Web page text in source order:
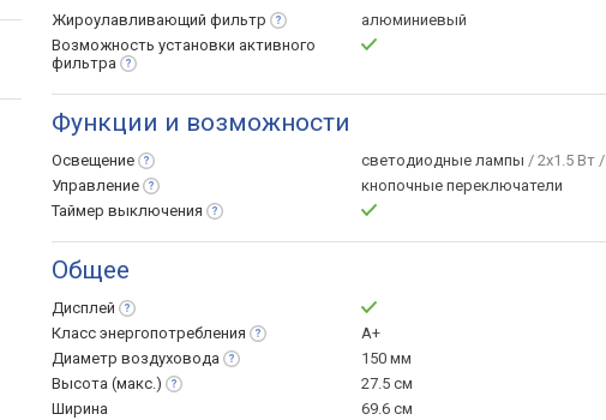
Жироулавливающий фильтр
алюминиевый
Возможность установки активного
фильтра
Функции и возможности
Освещение светодиодные лампы / 2x1.5 Вт /
Управление
кнопочные переключатели
Таймер выключения
Общее
Дисплей
Класс энергопотребления
A+
Диаметр воздуховода
150 мм
Высота (макс.)
27.5 см
Ширина
69.6 см